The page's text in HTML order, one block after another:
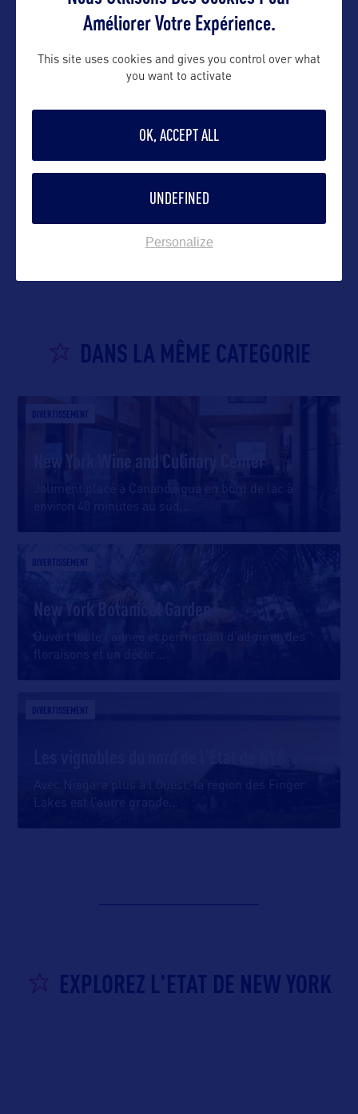
Contact grand public
info@winewaterwonders.com
Suivre
VOIR LE SITE
DANS LA MÊME CATEGORIE
DIVERTISSEMENT
New York Wine and Culinary Center
Joliment placé à Canandaigua en bord de lac à
environ 40 minutes au sud
DIVERTISSEMENT
New York Botanical Garden
Ouvert toute l’année et permettant d’admirer des
floraisons et un décor
DIVERTISSEMENT
Avec Niagara plus à l’Ouest, la région des Finger
Lakes est l’autre grande
EXPLOREZ L'ETAT DE NEW YORK
Améliorer Votre Expérience.
This site uses cookies and gives you control over what
you want to activate
OK, ACCEPT ALL
UNDEFINED
Personalize